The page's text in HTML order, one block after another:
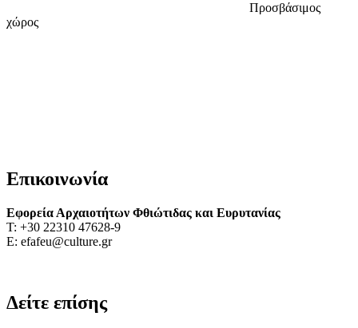
Προσβάσιμος
χώρος
Επικοινωνία
Εφορεία Αρχαιοτήτων Φθιώτιδας και Ευρυτανίας
Τ: +30 22310 47628-9
Ε: efafeu@culture.gr
Δείτε επίσης